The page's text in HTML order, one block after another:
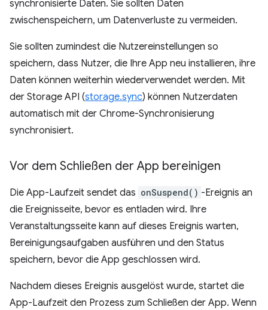
synchronisierte Daten. Sie sollten Daten
zwischenspeichern, um Datenverluste zu vermeiden.
Sie sollten zumindest die Nutzereinstellungen so
speichern, dass Nutzer, die Ihre App neu installieren, ihre
Daten können weiterhin wiederverwendet werden. Mit
der Storage API (storage.sync) können Nutzerdaten
automatisch mit der Chrome-Synchronisierung
synchronisiert.
Vor dem Schließen der App bereinigen
Die App-Laufzeit sendet das onSuspend() -Ereignis an
die Ereignisseite, bevor es entladen wird. Ihre
Veranstaltungsseite kann auf dieses Ereignis warten,
Bereinigungsaufgaben ausführen und den Status
speichern, bevor die App geschlossen wird.
Nachdem dieses Ereignis ausgelöst wurde, startet die
App-Laufzeit den Prozess zum Schließen der App. Wenn